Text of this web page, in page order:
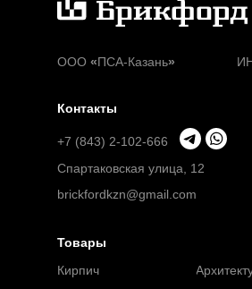
Кирпич
Товары
Контакты
+7 (843) 2-102-666
ООО «ПСА-Казань»
brickfordkzn@gmail.com
Спартаковская улица, 12